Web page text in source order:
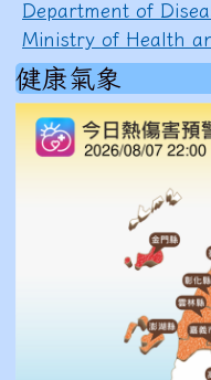
Department of
Ministry of Health
健康氣象